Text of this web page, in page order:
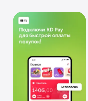
iPad
Mac
Watch